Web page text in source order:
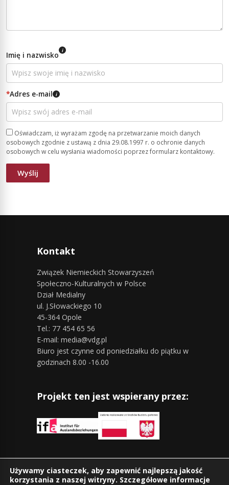
Imię i nazwisko i
*Adres e-mail i
Oświadczam, iż wyrażam zgodę na przetwarzanie moich danych
osobowych zgodnie z ustawą z dnia 29.08.1997 r. o ochronie danych
osobowych w celu wysłania wiadomości poprzez formularz kontaktowy.
Kontakt
Związek Niemieckich Stowarzyszeń
Społeczno-Kulturalnych w Polsce
Dział Medialny
ul. J.Słowackiego 10
45-364 Opole
Tel.: 77 454 65 56
E-mail: media@vdg.pl
Biuro jest czynne od poniedziałku do piątku w
godzinach 8.00 -16.00
Projekt ten jest wspierany przez:
Znajdziesz nas również na:
Używamy ciasteczek, aby zapewnić najlepszą jakość
korzystania z naszej witryny. Szczegółowe informacje